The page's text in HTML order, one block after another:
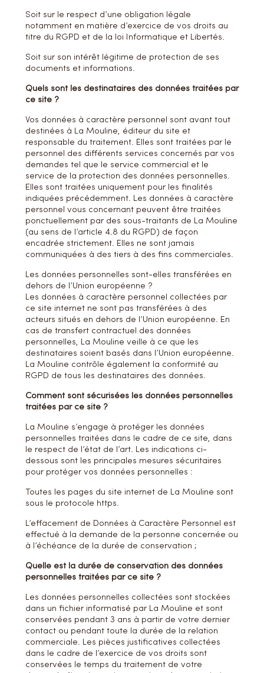
Soit sur le respect d’une obligation légale
notamment en matière d’exercice de vos droits au
titre du RGPD et de la loi Informatique et Libertés.
Soit sur son intérêt légitime de protection de ses
documents et informations.
Quels sont les destinataires des données traitées par
ce site ?
Vos données à caractère personnel sont avant tout
destinées à La Mouline, éditeur du site et
responsable du traitement. Elles sont traitées par le
personnel des différents services concernés par vos
demandes tel que le service commercial et le
service de la protection des données personnelles.
Elles sont traitées uniquement pour les finalités
indiquées précédemment. Les données à caractère
personnel vous concernant peuvent être traitées
ponctuellement par des sous-traitants de La Mouline
(au sens de l’article 4.8 du RGPD) de façon
encadrée strictement. Elles ne sont jamais
communiquées à des tiers à des fins commerciales.
Les données personnelles sont-elles transférées en
dehors de l’Union européenne ?
Les données à caractère personnel collectées par
ce site internet ne sont pas transférées à des
acteurs situés en dehors de l’Union européenne. En
cas de transfert contractuel des données
personnelles, La Mouline veille à ce que les
destinataires soient basés dans l’Union européenne.
La Mouline contrôle également la conformité au
RGPD de tous les destinataires des données.
Comment sont sécurisées les données personnelles
traitées par ce site ?
La Mouline s’engage à protéger les données
personnelles traitées dans le cadre de ce site, dans
le respect de l’état de l’art. Les indications ci-
dessous sont les principales mesures sécuritaires
pour protéger vos données personnelles :
Toutes les pages du site internet de La Mouline sont
sous le protocole https.
L’effacement de Données à Caractère Personnel est
effectué à la demande de la personne concernée ou
à l’échéance de la durée de conservation ;
Quelle est la durée de conservation des données
personnelles traitées par ce site ?
Les données personnelles collectées sont stockées
dans un fichier informatisé par La Mouline et sont
conservées pendant 3 ans à partir de votre dernier
contact ou pendant toute la durée de la relation
commerciale. Les pièces justificatives collectées
dans le cadre de l’exercice de vos droits sont
conservées le temps du traitement de votre